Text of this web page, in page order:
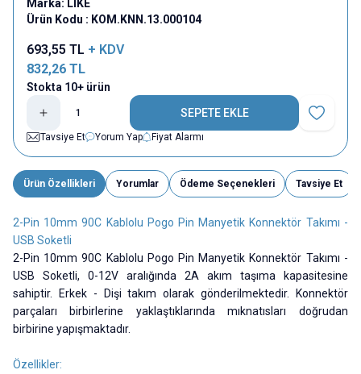
Marka: LIKE
Ürün Kodu : KOM.KNN.13.000104
693,55 TL + KDV
832,26 TL
Stokta 10+ ürün
SEPETE EKLE
Favoriye
Tavsiye Et
Yorum Yap Fiyat Alarmı
Ürün Özellikleri Yorumlar Ödeme Seçenekleri Tavsiye Et
2-Pin 10mm 90C Kablolu Pogo Pin Manyetik Konnektör Takımı -
USB Soketli
2-Pin 10mm 90C Kablolu Pogo Pin Manyetik Konnektör Takımı -
USB Soketli, 0-12V aralığında 2A akım taşıma kapasitesine
sahiptir. Erkek - Dişi takım olarak gönderilmektedir. Konnektör
parçaları birbirlerine yaklaştıklarında mıknatısları doğrudan
birbirine yapışmaktadır.
Özellikler: